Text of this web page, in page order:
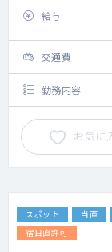
給与
交通費
勤務内容
お気に
スポット 当直
宿日直許可